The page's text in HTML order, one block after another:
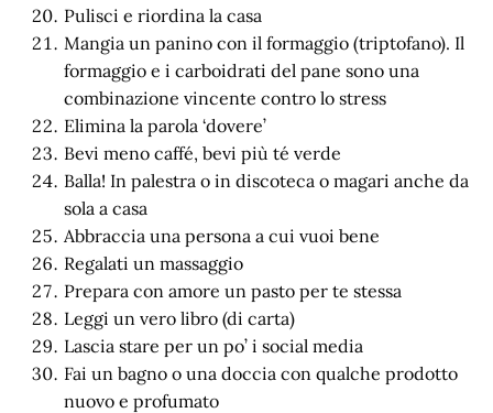
Pulisci e riordina la casa
Mangia un panino con il formaggio (triptofano). Il
formaggio e i carboidrati del pane sono una
combinazione vincente contro lo stress
Elimina la parola ‘dovere’
Bevi meno caffé, bevi più té verde
Balla! In palestra o in discoteca o magari anche da
sola a casa
Abbraccia una persona a cui vuoi bene
Regalati un massaggio
Prepara con amore un pasto per te stessa
Leggi un vero libro (di carta)
Lascia stare per un po’ i social media
Fai un bagno o una doccia con qualche prodotto
nuovo e profumato